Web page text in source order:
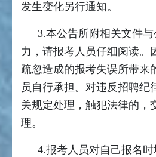
发生变化另行通知。
3.本公告所附相关文件
力，请报考人员仔细阅读。
疏忽造成的报考失误所带来
员自行承担。对违反招聘纪
关规定处理，触犯法律的，
理。
4.报考人员对自己报名时